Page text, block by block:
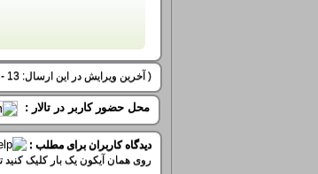
( آخرین ویرایش در این ارسال: 13 - July - 2014 29 : 12 AM، توسط :
محل حضور کاربر در تالار :
ديدگاه کاربران برای مطلب :
روی همان آیکون یک بار کلیک کنید